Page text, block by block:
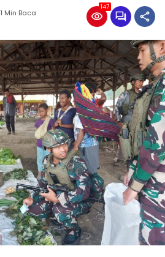
1 Min Baca
147